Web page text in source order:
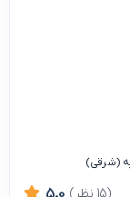
(شرقی)
(15 نظر)